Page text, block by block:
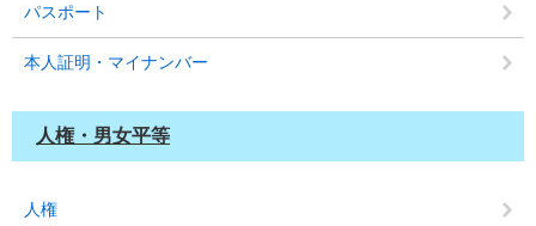
パスポート
本人証明・マイナンバー
人権・男女平等
人権